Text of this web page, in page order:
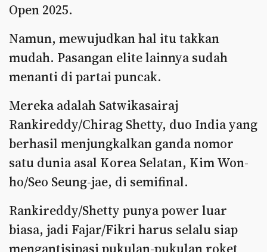
Open 2025.
Namun, mewujudkan hal itu takkan
mudah. Pasangan elite lainnya sudah
menanti di partai puncak.
Mereka adalah Satwikasairaj
Rankireddy/Chirag Shetty, duo India yang
berhasil menjungkalkan ganda nomor
satu dunia asal Korea Selatan, Kim Won-
ho/Seo Seung-jae, di semifinal.
Rankireddy/Shetty punya power luar
biasa, jadi Fajar/Fikri harus selalu siap